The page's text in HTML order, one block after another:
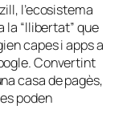
l’ecosistema
la “llibertat” que
capes i apps a
Convertint
casa de pagès,
poden